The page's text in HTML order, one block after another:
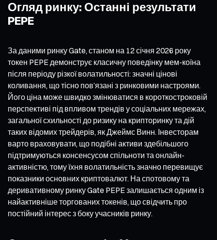
Огляд ринку: Останні результати
PEPE
За даними ринку Gate, станом на 12 січня 2026 року
токен PEPE демонструє класичну поведінку мем-коїна
після періоду різкої волатильності: значні цінові
коливання, що тісно пов’язані з ринковими настроями.
Його ціна може швидко змінюватися в короткостроковій
перспективі під впливом трендів у соціальних мережах,
загальної схильності до ризику на крипторинку та дій
таких відомих трейдерів, як Джеймс Винн. Інвесторам
варто враховувати, що подібні активи здебільшого
підтримуються консенсусом спільноти та онлайн-
активністю, тому їхня волатильність значно перевищує
показники основних криптовалют. На спотовому та
деривативному ринку Gate PEPE залишається одним із
найактивніше торгованих токенів, що свідчить про
постійний інтерес з боку учасників ринку.